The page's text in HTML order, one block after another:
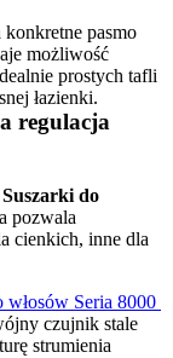
pasmo
możliwość
prostych tafli
regulacja
Suszarki do
pozwala
cienkich, inne dla
włosów Seria 8000
czujnik stale
strumienia